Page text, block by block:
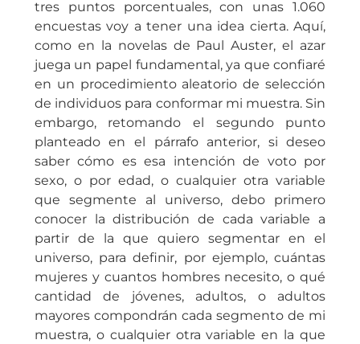
tres puntos porcentuales, con unas 1.060
encuestas voy a tener una idea cierta. Aquí,
como en la novelas de Paul Auster, el azar
juega un papel fundamental, ya que confiaré
en un procedimiento aleatorio de selección
de individuos para conformar mi muestra. Sin
embargo, retomando el segundo punto
planteado en el párrafo anterior, si deseo
saber cómo es esa intención de voto por
sexo, o por edad, o cualquier otra variable
que segmente al universo, debo primero
conocer la distribución de cada variable a
partir de la que quiero segmentar en el
universo, para definir, por ejemplo, cuántas
mujeres y cuantos hombres necesito, o qué
cantidad de jóvenes, adultos, o adultos
mayores compondrán cada segmento de mi
muestra, o cualquier otra variable en la que